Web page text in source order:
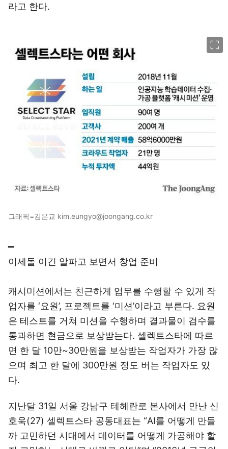
라고 한다.
그래픽=김은교 kim.eungyo@joongang.co.kr
━
이세돌 이긴 알파고 보면서 창업 준비
캐시미션에서는 친근하게 업무를 수행할 수 있게 작
업자를 ‘요원’, 프로젝트를 ‘미션’이라고 부른다. 요원
은 테스트를 거쳐 미션을 수행하며 결과물이 검수를
통과하면 현금으로 보상받는다. 셀렉트스타에 따르
면 한 달 10만~30만원을 보상받는 작업자가 가장 많
으며 최고 한 달에 300만원 정도 버는 작업자도 있
다.
지난달 31일 서울 강남구 테헤란로 본사에서 만난 신
호욱(27) 셀렉트스타 공동대표는 “AI를 어떻게 만들
까 고민하던 시대에서 데이터를 어떻게 가공해야 할